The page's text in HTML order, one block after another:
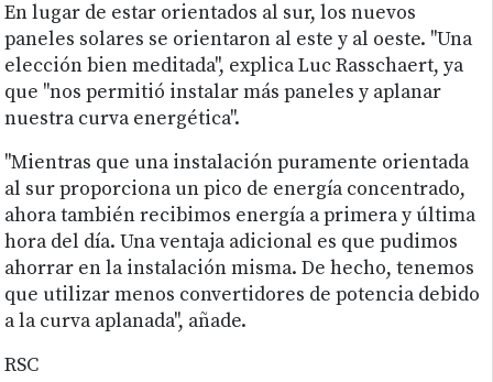
En lugar de estar orientados al sur, los nuevos
paneles solares se orientaron al este y al oeste. "Una
elección bien meditada", explica Luc Rasschaert, ya
que "nos permitió instalar más paneles y aplanar
nuestra curva energética".
"Mientras que una instalación puramente orientada
al sur proporciona un pico de energía concentrado,
ahora también recibimos energía a primera y última
hora del día. Una ventaja adicional es que pudimos
ahorrar en la instalación misma. De hecho, tenemos
que utilizar menos convertidores de potencia debido
a la curva aplanada", añade.
RSC